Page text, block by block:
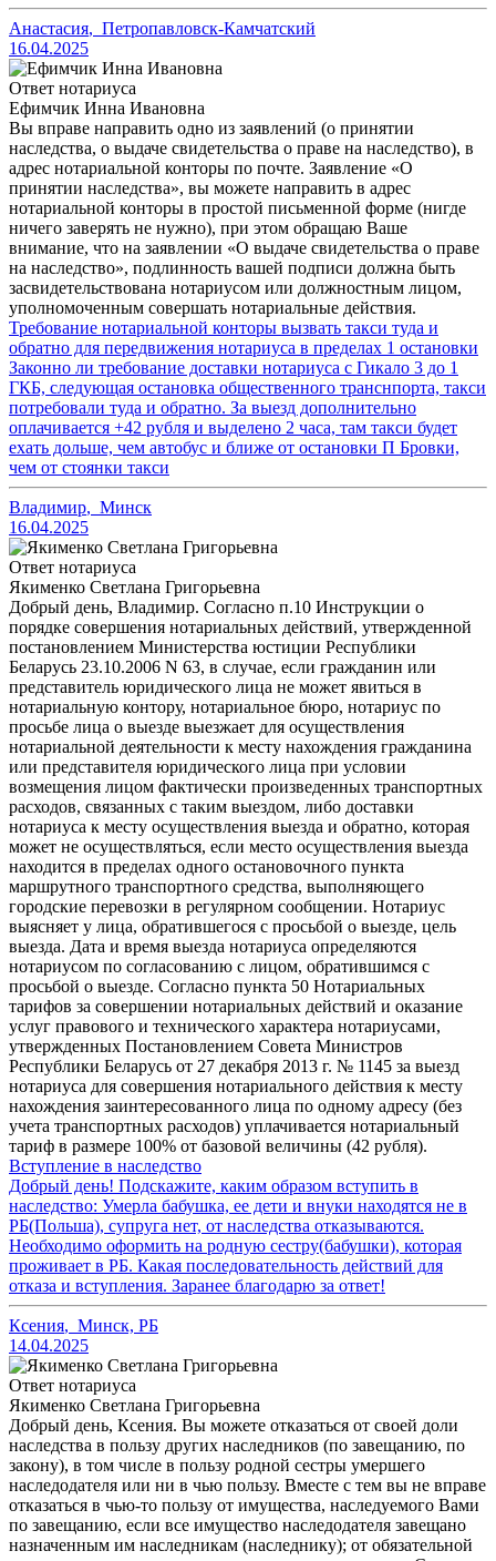
Анастасия, Петропавловск-Камчатский
16.04.2025
Ответ нотариуса
Ефимчик Инна Ивановна
Вы вправе направить одно из заявлений (о принятии
наследства, о выдаче свидетельства о праве на наследство), в
адрес нотариальной конторы по почте. Заявление «О
принятии наследства», вы можете направить в адрес
нотариальной конторы в простой письменной форме (нигде
ничего заверять не нужно), при этом обращаю Ваше
внимание, что на заявлении «О выдаче свидетельства о праве
на наследство», подлинность вашей подписи должна быть
засвидетельствована нотариусом или должностным лицом,
уполномоченным совершать нотариальные действия.
Требование нотариальной конторы вызвать такси туда и
обратно для передвижения нотариуса в пределах 1 остановки
Законно ли требование доставки нотариуса с Гикало 3 до 1
ГКБ, следующая остановка общественного транснпорта, такси
потребовали туда и обратно. За выезд дополнительно
оплачивается +42 рубля и выделено 2 часа, там такси будет
ехать дольше, чем автобус и ближе от остановки П Бровки,
чем от стоянки такси
Владимир, Минск
16.04.2025
Ответ нотариуса
Якименко Светлана Григорьевна
Добрый день, Владимир. Согласно п.10 Инструкции о
порядке совершения нотариальных действий, утвержденной
постановлением Министерства юстиции Республики
Беларусь 23.10.2006 N 63, в случае, если гражданин или
представитель юридического лица не может явиться в
нотариальную контору, нотариальное бюро, нотариус по
просьбе лица о выезде выезжает для осуществления
нотариальной деятельности к месту нахождения гражданина
или представителя юридического лица при условии
возмещения лицом фактически произведенных транспортных
расходов, связанных с таким выездом, либо доставки
нотариуса к месту осуществления выезда и обратно, которая
может не осуществляться, если место осуществления выезда
находится в пределах одного остановочного пункта
маршрутного транспортного средства, выполняющего
городские перевозки в регулярном сообщении. Нотариус
выясняет у лица, обратившегося с просьбой о выезде, цель
выезда. Дата и время выезда нотариуса определяются
нотариусом по согласованию с лицом, обратившимся с
просьбой о выезде. Согласно пункта 50 Нотариальных
тарифов за совершении нотариальных действий и оказание
услуг правового и технического характера нотариусами,
утвержденных Постановлением Совета Министров
Республики Беларусь от 27 декабря 2013 г. № 1145 за выезд
нотариуса для совершения нотариального действия к месту
нахождения заинтересованного лица по одному адресу (без
учета транспортных расходов) уплачивается нотариальный
тариф в размере 100% от базовой величины (42 рубля).
Вступление в наследство
Добрый день! Подскажите, каким образом вступить в
наследство: Умерла бабушка, ее дети и внуки находятся не в
РБ(Польша), супруга нет, от наследства отказываются.
Необходимо оформить на родную сестру(бабушки), которая
проживает в РБ. Какая последовательность действий для
отказа и вступления. Заранее благодарю за ответ!
Ксения, Минск, РБ
14.04.2025
Ответ нотариуса
Якименко Светлана Григорьевна
Добрый день, Ксения. Вы можете отказаться от своей доли
наследства в пользу других наследников (по завещанию, по
закону), в том числе в пользу родной сестры умершего
наследодателя или ни в чью пользу. Вместе с тем вы не вправе
отказаться в чью-то пользу от имущества, наследуемого Вами
по завещанию, если все имущество наследодателя завещано
назначенным им наследникам (наследнику); от обязательной